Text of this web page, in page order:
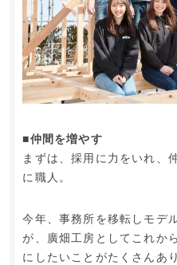
■仲間を増やす
まずは、採用に力をいれ、
に職人。
今年、事務所を移転しモデ
が、廣畑工房としてこれか
にしたいことがたくさんあ